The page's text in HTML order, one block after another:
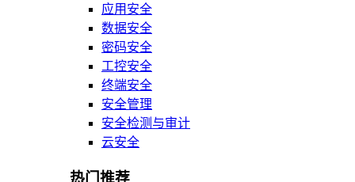
应用安全
数据安全
密码安全
工控安全
终端安全
安全管理
安全检测与审计
云安全
热门推荐